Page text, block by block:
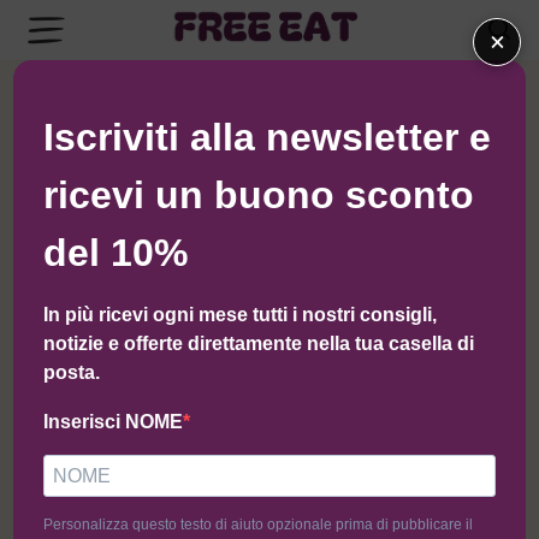
×
Iscriviti alla newsletter e
ricevi un buono sconto
del 10%
In più ricevi ogni mese tutti i nostri consigli,
notizie e offerte direttamente nella tua casella di
posta.
Inserisci NOME
Personalizza questo testo di aiuto opzionale prima di pubblicare il